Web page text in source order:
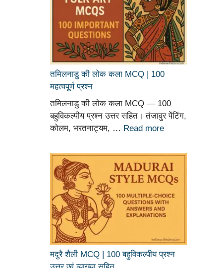
तमिलनाडु की लोक कला MCQ | 100
महत्वपूर्ण प्रश्न
तमिलनाडु की लोक कला MCQ — 100
बहुविकल्पीय प्रश्न उत्तर सहित। तंजावुर पेंटिंग,
कोलम, भरतनाट्यम, … Read more
मदुरै शैली MCQ | 100 बहुविकल्पीय प्रश्न